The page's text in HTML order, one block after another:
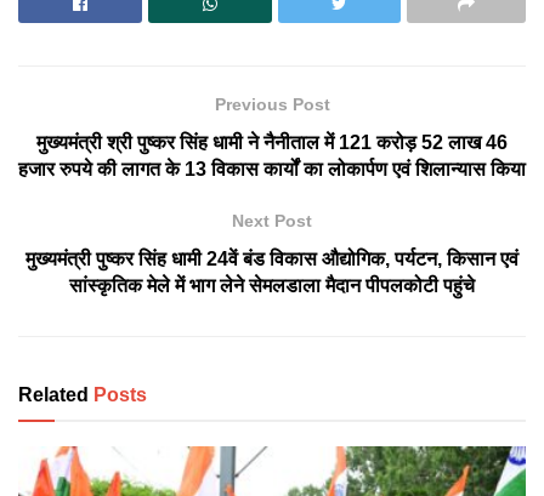
Previous Post
मुख्यमंत्री श्री पुष्कर सिंह धामी ने नैनीताल में 121 करोड़ 52 लाख 46
हजार रुपये की लागत के 13 विकास कार्यों का लोकार्पण एवं शिलान्यास किया
Next Post
मुख्यमंत्री पुष्कर सिंह धामी 24वें बंड विकास औद्योगिक, पर्यटन, किसान एवं
सांस्कृतिक मेले में भाग लेने सेमलडाला मैदान पीपलकोटी पहुंचे
Related Posts